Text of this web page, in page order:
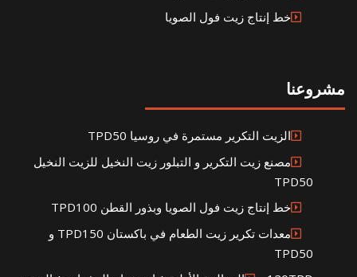
خط إنتاج زيت فول الصويا
مشروعنا
الزيت التكرير مستمرة في روسيا TPD50
مصنع زيت التكرير و التبلور زيت النخيل للزيت النخيل
TPD50
خط إنتاج زيت فول الصويا وبذور القطن TPD100
معدات تكرير زيت الطعام في باكستان TPD150 و
TPD50